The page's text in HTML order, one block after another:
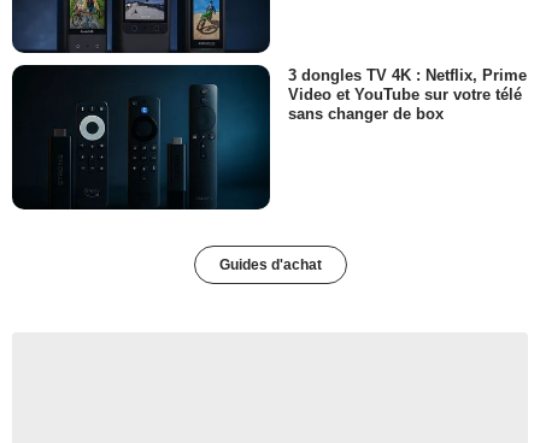
3 dongles TV 4K : Netflix, Prime
Video et YouTube sur votre télé
sans changer de box
Guides d'achat